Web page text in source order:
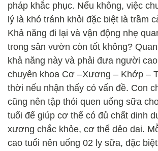
pháp khắc phục. Nếu không, việc
lý là khó tránh khỏi đặc biệt là trầm
Khả năng đi lại và vận động nhẹ
trong sân vườn còn tốt không?
khả năng này và phải đưa người
chuyên khoa Cơ –Xương – Khớp –
thời nếu nhận thấy có vấn đề. Con
cũng nên tập thói quen uống sữa
tuổi để giúp cơ thể có đủ chất dinh
xương chắc khỏe, cơ thể dẻo dai.
cao tuổi nên uống 02 ly sữa, đặc